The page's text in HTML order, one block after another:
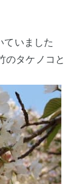
ていました
のタケノコと